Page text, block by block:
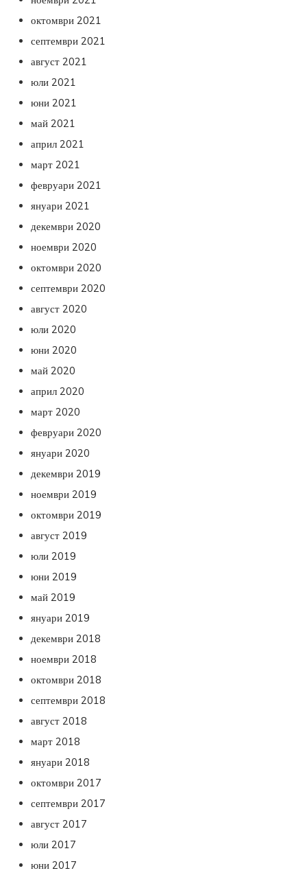
октомври 2021
септември 2021
август 2021
юли 2021
юни 2021
май 2021
април 2021
март 2021
февруари 2021
януари 2021
декември 2020
ноември 2020
октомври 2020
септември 2020
август 2020
юли 2020
юни 2020
май 2020
април 2020
март 2020
февруари 2020
януари 2020
декември 2019
ноември 2019
октомври 2019
август 2019
юли 2019
юни 2019
май 2019
януари 2019
декември 2018
ноември 2018
октомври 2018
септември 2018
август 2018
март 2018
януари 2018
октомври 2017
септември 2017
август 2017
юли 2017
юни 2017